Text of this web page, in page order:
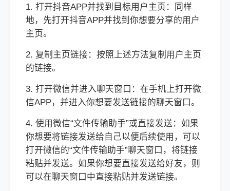
1. 打开抖音APP并找到目标用户主页：同样
地，先打开抖音APP并找到你想要分享的用户
主页。
2. 复制主页链接：按照上述方法复制用户主页
的链接。
3. 打开微信并进入聊天窗口：在手机上打开微
信APP，并进入你想要发送链接的聊天窗口。
4. 使用微信“文件传输助手”或直接发送：如果
你想要将链接发送给自己以便后续使用，可以
打开微信的“文件传输助手”聊天窗口，将链接
粘贴并发送。如果你想要直接发送给好友，则
可以在聊天窗口中直接粘贴并发送链接。